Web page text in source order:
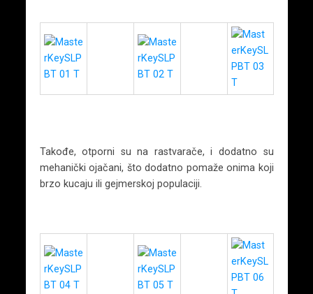
Takođe, otporni su na rastvarače, i dodatno su
mehanički ojačani, što dodatno pomaže onima koji
brzo kucaju ili gejmerskoj populaciji.